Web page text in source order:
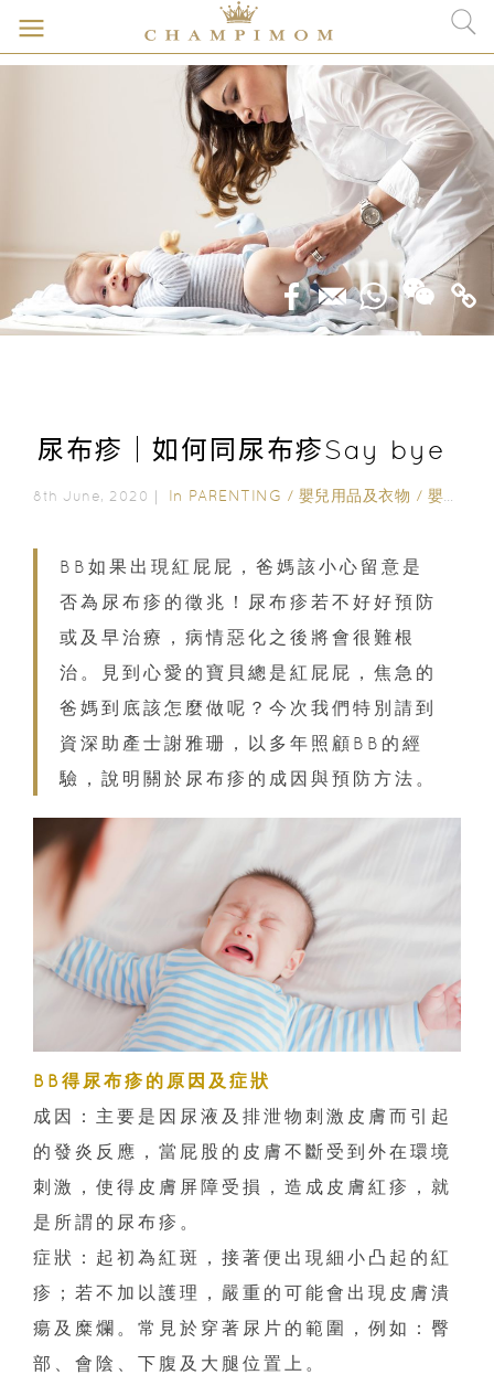
尿布疹｜如何同尿布疹Say bye
8th June, 2020｜ In PARENTING / 嬰兒用品及衣物 / 嬰幼兒護理
BB如果出現紅屁屁，爸媽該小心留意是
否為尿布疹的徵兆！尿布疹若不好好預防
或及早治療，病情惡化之後將會很難根
治。見到心愛的寶貝總是紅屁屁，焦急的
爸媽到底該怎麼做呢？今次我們特別請到
資深助產士謝雅珊，以多年照顧BB的經
驗，說明關於尿布疹的成因與預防方法。
BB得尿布疹的原因及症狀
成因：主要是因尿液及排泄物刺激皮膚而引起
的發炎反應，當屁股的皮膚不斷受到外在環境
刺激，使得皮膚屏障受損，造成皮膚紅疹，就
是所謂的尿布疹。
症狀：起初為紅斑，接著便出現細小凸起的紅
疹；若不加以護理，嚴重的可能會出現皮膚潰
瘍及糜爛。常見於穿著尿片的範圍，例如：臀
部、會陰、下腹及大腿位置上。